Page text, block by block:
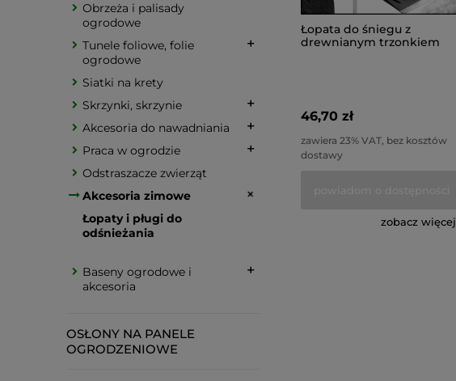
Obrzeża i palisady
ogrodowe
Tunele foliowe, folie
ogrodowe
Siatki na krety
Skrzynki, skrzynie
Akcesoria do nawadniania
Praca w ogrodzie
Odstraszacze zwierząt
Akcesoria zimowe
Łopaty i pługi do
odśnieżania
Baseny ogrodowe i
akcesoria
OSŁONY NA PANELE
OGRODZENIOWE
Łopata do śniegu z
drewnianym trzonkiem
46,70 zł
zawiera 23% VAT, bez kosztów
dostawy
zobacz więcej